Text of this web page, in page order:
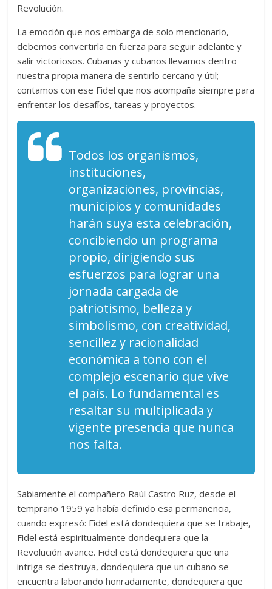
Revolución.
La emoción que nos embarga de solo mencionarlo,
debemos convertirla en fuerza para seguir adelante y
salir victoriosos. Cubanas y cubanos llevamos dentro
nuestra propia manera de sentirlo cercano y útil;
contamos con ese Fidel que nos acompaña siempre para
enfrentar los desafíos, tareas y proyectos.
Todos los organismos,
instituciones,
organizaciones, provincias,
municipios y comunidades
harán suya esta celebración,
concibiendo un programa
propio, dirigiendo sus
esfuerzos para lograr una
jornada cargada de
patriotismo, belleza y
simbolismo, con creatividad,
sencillez y racionalidad
económica a tono con el
complejo escenario que vive
el país. Lo fundamental es
resaltar su multiplicada y
vigente presencia que nunca
nos falta.
Sabiamente el compañero Raúl Castro Ruz, desde el
temprano 1959 ya había definido esa permanencia,
cuando expresó: Fidel está dondequiera que se trabaje,
Fidel está espiritualmente dondequiera que la
Revolución avance. Fidel está dondequiera que una
intriga se destruya, dondequiera que un cubano se
encuentra laborando honradamente, dondequiera que